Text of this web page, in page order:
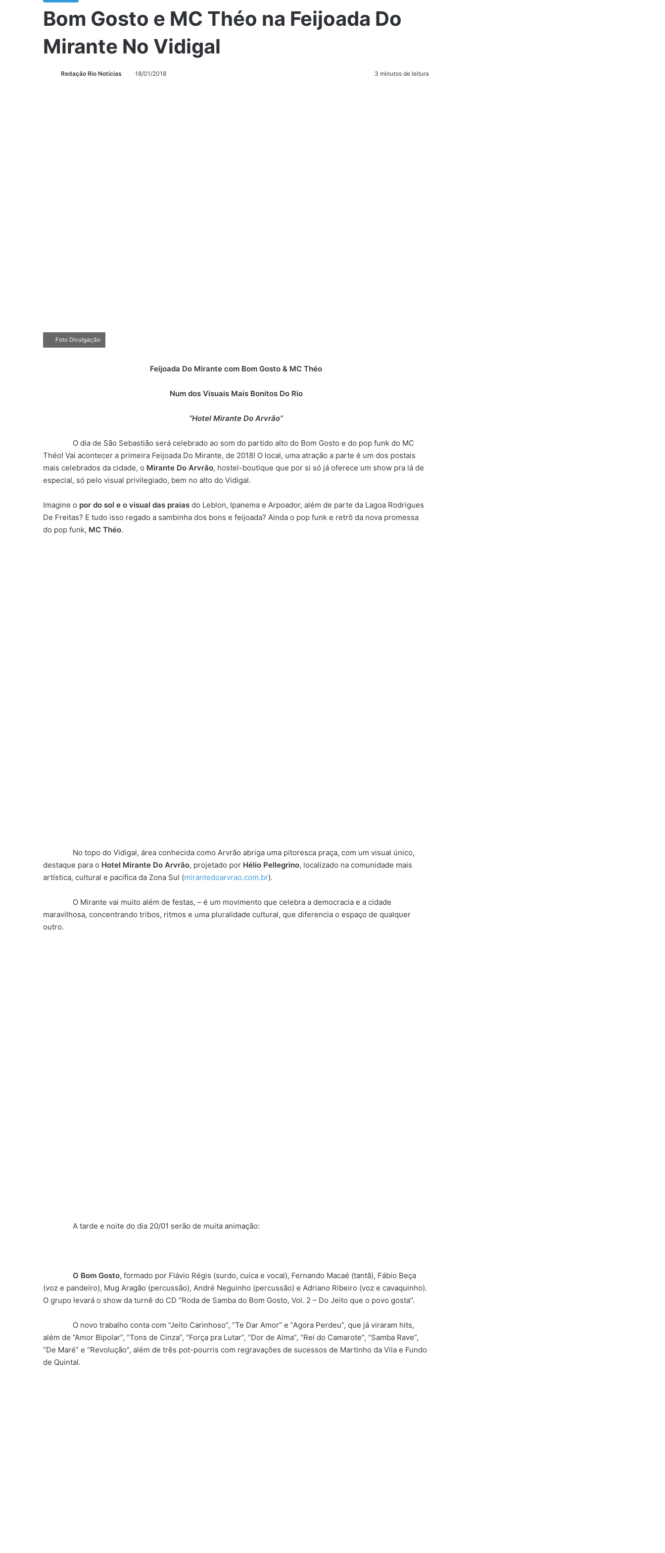
Bom Gosto e MC Théo na Feijoada Do
Mirante No Vidigal
Redação Rio Notícias 18/01/2018 3 minutos de leitura
Foto Divulgação
​Feijoada Do Mirante com Bom Gosto & MC Théo
Num dos Visuais Mais Bonitos Do Rio
“Hotel Mirante Do Arvrão”
O​ dia de São Sebastião será celebrado ao som do partido alto do Bom Gosto e do pop funk do MC
Théo! Vai acontecer a primeira Feijoada Do Mirante, de 2018! O local​, uma atração a parte é um dos postais
mais celebrados da cidade, o Mirante Do Arvrão, hostel-boutique que por si só já oferece um show pra lá de
especial, só pelo visual privilegiado, bem no alto do Vidigal.
Imagine o por do sol e o visual das praias do Leblon, Ipanema e Arpoador, além de parte da Lagoa Rodrigues
De Freitas? E tudo isso ​regado a sambinha dos bons e feijoada? Ainda o pop funk e retrô da nova promessa
do pop funk, MC Théo.
No topo do Vidigal, área conhecida como Arvrão abriga uma pitoresca praça, com um visual único,
destaque para o Hotel Mirante Do Arvrão, projetado por Hélio Pellegrino, localizado na comunidade mais
artística, cultural e pacifica da Zona Sul (mirantedoarvrao.com.br).
O Mirante vai muito além de festas, – é um movimento que celebra a democracia e a cidade
maravilhosa, concentrando tribos, ritmos e uma pluralidade cultural, que diferencia o espaço de qualquer
outro.
A tarde e noite do dia​ ​20​/01 serão de muita animação:
O Bom Gosto, formado por Flávio Régis (surdo, cuíca e vocal), Fernando Macaé (tantã), Fábio Beça
(voz e pandeiro), Mug Aragão (percussão), André Neguinho (percussão) e Adriano Ribeiro (voz e cavaquinho).
O grupo levará o show da turnê do CD “Roda de Samba do Bom Gosto, Vol. 2 – Do Jeito que o povo gosta”.
O novo trabalho conta com “Jeito Carinhoso”, “Te Dar Amor” e “Agora Perdeu”, que já viraram hits,
além de ”Amor Bipolar”, “Tons de Cinza”, “Força pra Lutar”, “Dor de Alma”, “Rei do Camarote”, “Samba Rave”,
“De Maré” e “Revolução”, além de três pot-pourris com regravações de sucessos de Martinho da Vila e Fundo
de Quintal.